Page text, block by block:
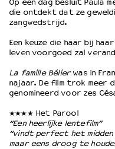
Wie is wie
Word vriend
Partners
Privacyverklaring
Integriteits- en
Culturele boycot Israël
Ruimte voor artistieke
die ontdekt dat ze
zangwedstrijd.
Een keuze die haar bij
leven voorgoed zal
La famille Bélierwas in
najaar. De film trok meer
genomineerd voor zes
★★★★ Het Parool
“Een heerlijke lentefilm”
“vindt perfect het midden
maar eens droog te